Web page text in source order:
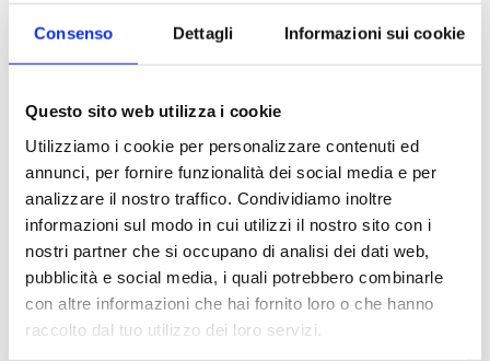
Consenso Dettagli Informazioni sui cookie
Questo sito web utilizza i cookie
Utilizziamo i cookie per personalizzare contenuti ed
annunci, per fornire funzionalità dei social media e per
analizzare il nostro traffico. Condividiamo inoltre
informazioni sul modo in cui utilizzi il nostro sito con i
nostri partner che si occupano di analisi dei dati web,
pubblicità e social media, i quali potrebbero combinarle
con altre informazioni che hai fornito loro o che hanno
raccolto dal tuo utilizzo dei loro servizi.
P56010N00 G 3/8 M
Description
Documentation